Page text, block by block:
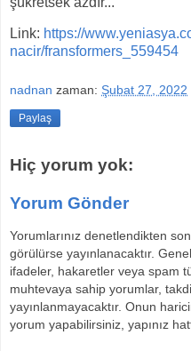
Link: https://
nacir/fransformers_559454
nadnan zaman: Şubat 27, 2022
Paylaş
Hiç yorum yok:
Yorum Gönder
Yorumlarınız denetlendikten
görülürse yayınlanacaktır.
ifadeler, hakaretler veya spam
muhtevaya sahip yorumlar,
yayınlanmayacaktır. Onun
yorum yapabilirsiniz, yapınız